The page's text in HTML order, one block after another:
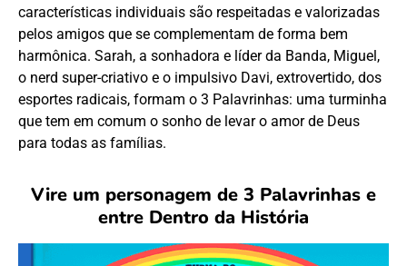
características individuais são respeitadas e valorizadas
pelos amigos que se complementam de forma bem
harmônica. Sarah, a sonhadora e líder da Banda, Miguel,
o nerd super-criativo e o impulsivo Davi, extrovertido, dos
esportes radicais, formam o 3 Palavrinhas: uma turminha
que tem em comum o sonho de levar o amor de Deus
para todas as famílias.
Vire um personagem de 3 Palavrinhas e
entre Dentro da História